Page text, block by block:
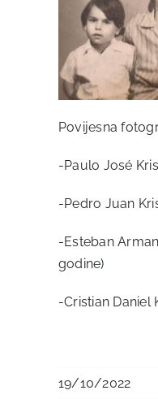
Povijesna
-Paulo José
-Pedro Juan
-Esteban
godine)
-Cristian Daniel
19/10/2022